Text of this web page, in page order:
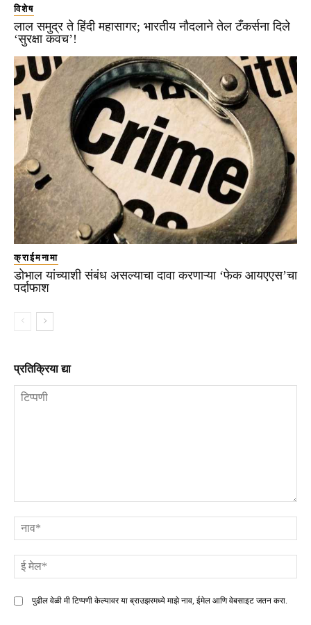
विशेष
लाल समुद्र ते हिंदी महासागर; भारतीय नौदलाने तेल टँकर्सना दिले
‘सुरक्षा कवच’!
क्राईमनामा
डोभाल यांच्याशी संबंध असल्याचा दावा करणाऱ्या ‘फेक आयएएस’चा
पर्दाफाश
प्रतिक्रिया द्या
पुढील वेळी मी टिप्पणी केल्यावर या ब्राउझरमध्ये माझे नाव, ईमेल आणि वेबसाइट जतन करा.